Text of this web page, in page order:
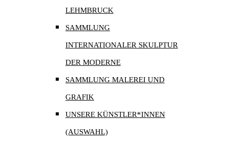
LEHMBRUCK
SAMMLUNG
INTERNATIONALER SKULPTUR
DER MODERNE
SAMMLUNG MALEREI UND
GRAFIK
UNSERE KÜNSTLER*INNEN
(AUSWAHL)